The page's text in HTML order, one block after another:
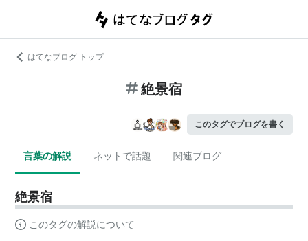
はてなブログ トップ
絶景宿
このタグでブログを書く
言葉の解説 ネットで話題 関連ブログ
絶景宿
このタグの解説について